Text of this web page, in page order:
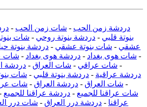
دردشة زمن الحب - شات زمن الحب -
بنوتة قلبي - دردشة بنوتة روحي - شات
عشقي - شات بنوتة عشقي - دردشة بنوتة
- شات هوى بغداد - دردشة هوى بغداد - شات
- شات عراقي - شات العراق - دردشة
دردشة عراقية - دردشة بنوتة قلبي - شات
- شات العراق - دردشة العراق - شات
شات عراقنا للجميع - دردشة عراقنا للجميع
عراقنا - دردشة درر العراق - شات درر